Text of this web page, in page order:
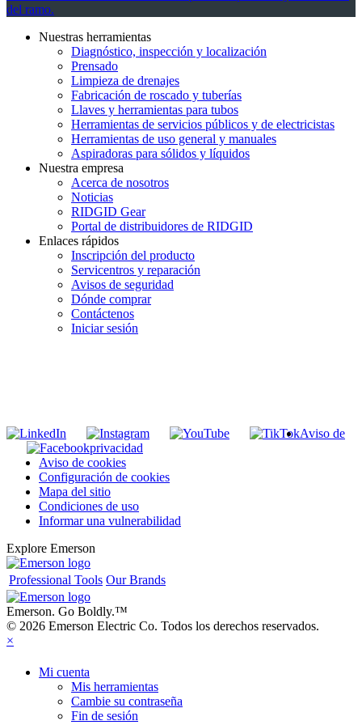
del ramo.
Nuestras herramientas
Diagnóstico, inspección y localización
Prensado
Limpieza de drenajes
Fabricación de roscado y tuberías
Llaves y herramientas para tubos
Herramientas de servicios públicos y de electricistas
Herramientas de uso general y manuales
Aspiradoras para sólidos y líquidos
Nuestra empresa
Acerca de nosotros
Noticias
RIDGID Gear
Portal de distribuidores de RIDGID
Enlaces rápidos
Inscripción del producto
Servicentros y reparación
Avisos de seguridad
Dónde comprar
Contáctenos
Iniciar sesión
Aviso de
privacidad
Aviso de cookies
Configuración de cookies
Mapa del sitio
Condiciones de uso
Informar una vulnerabilidad
Explore Emerson
Professional Tools Our Brands
Emerson. Go Boldly.™
© 2026 Emerson Electric Co. Todos los derechos reservados.
×
Mi cuenta
Mis herramientas
Cambie su contraseña
Fin de sesión